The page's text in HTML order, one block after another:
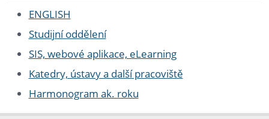
ENGLISH
Studijní oddělení
SIS, webové aplikace, eLearning
Katedry, ústavy a další pracoviště
Harmonogram ak. roku